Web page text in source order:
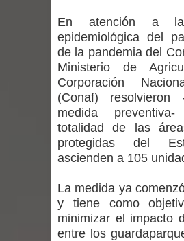
Banda linarense Los
regresa de Brasil
intercambio musical
con comunidades
Alta positividad en
vacunarse
Mario Meza
En atención a la
epidemiológica del
de la pandemia del
Ministerio de
Corporación
(Conaf) resolvieron
medida
totalidad de las
protegidas del
ascienden a 105
La medida ya
y tiene como
minimizar el impacto
entre los